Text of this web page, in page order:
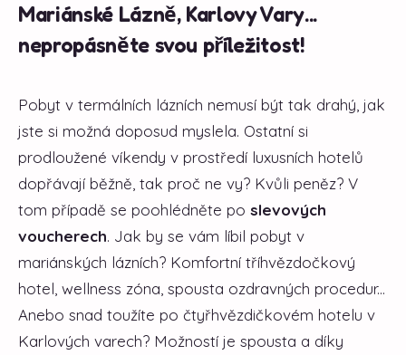
Mariánské Lázně, Karlovy Vary...
nepropásněte svou příležitost!
Pobyt v termálních lázních nemusí být tak drahý, jak
jste si možná doposud myslela. Ostatní si
prodloužené víkendy v prostředí luxusních hotelů
dopřávají běžně, tak proč ne vy? Kvůli peněz? V
tom případě se poohlédněte po slevových
voucherech. Jak by se vám líbil pobyt v
mariánských lázních? Komfortní tříhvězdočkový
hotel, wellness zóna, spousta ozdravných procedur...
Anebo snad toužíte po čtyřhvězdičkovém hotelu v
Karlových varech? Možností je spousta a díky